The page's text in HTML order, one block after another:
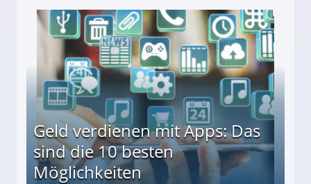
↻ Täglich neue Produkttests
Geld verdienen mit Apps: Das
sind die 10 besten
Möglichkeiten